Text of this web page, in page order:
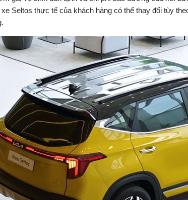
Seltos thực tế của khách hàng có thể thay đổi tùy